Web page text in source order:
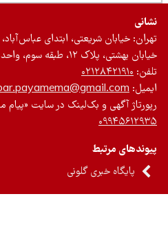
خیابان شریعتی، ابتدای عباس‌آباد،
بهشتی، پلاک ۱۲، طبقه سوم، واحد ۵
۰۲۱۲۸۴۲۱۹۱۰
khabar.payamema@gmail.com
آگهی و بک‌لینک در سایت «پیام ما»:
مرتبط
پایگاه خبری گلونی